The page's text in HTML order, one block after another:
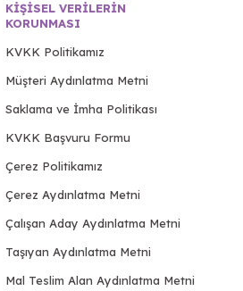
KIŞISEL VERILERIN
KORUNMASI
KVKK Politikamız
Müşteri Aydınlatma Metni
Saklama ve İmha Politikası
KVKK Başvuru Formu
Çerez Politikamız
Çerez Aydınlatma Metni
Çalışan Aday Aydınlatma Metni
Taşıyan Aydınlatma Metni
Mal Teslim Alan Aydınlatma Metni